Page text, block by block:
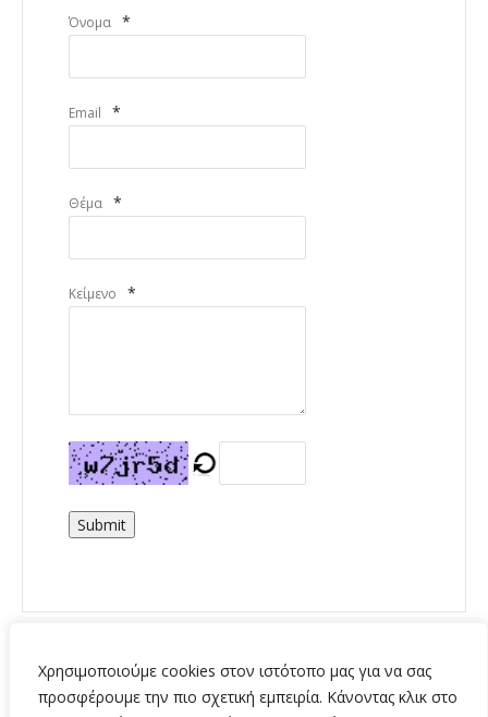
Χρησιμοποιούμε cookies στον ιστότοπο μας για να σας
προσφέρουμε την πιο σχετική εμπειρία. Κάνοντας κλικ στο
Όνομα *
Email *
Θέμα *
Κείμενο *
Submit